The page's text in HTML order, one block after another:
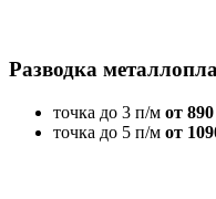
Разводка
точка до 3 п/м от
точка до 5 п/м от